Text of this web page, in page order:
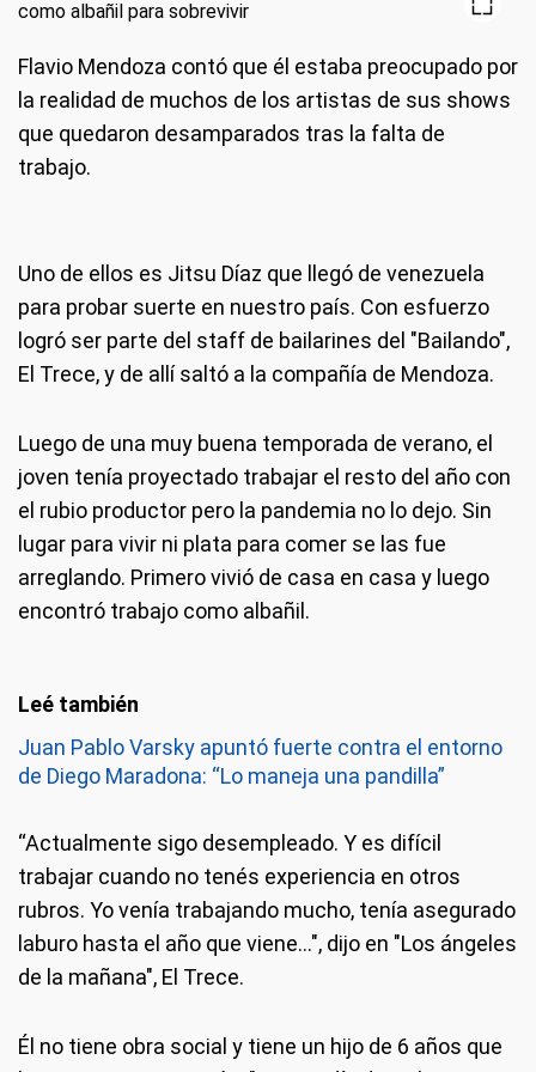
Flavio Mendoza contó que él estaba preocupado por
la realidad de muchos de los artistas de sus shows
que quedaron desamparados tras la falta de
trabajo.
Uno de ellos es Jitsu Díaz que llegó de venezuela
para probar suerte en nuestro país. Con esfuerzo
logró ser parte del staff de bailarines del "Bailando",
El Trece, y de allí saltó a la compañía de Mendoza.
Luego de una muy buena temporada de verano, el
joven tenía proyectado trabajar el resto del año con
el rubio productor pero la pandemia no lo dejo. Sin
lugar para vivir ni plata para comer se las fue
arreglando. Primero vivió de casa en casa y luego
encontró trabajo como albañil.
Juan Pablo Varsky apuntó fuerte contra el entorno
de Diego Maradona: “Lo maneja una pandilla”
“Actualmente sigo desempleado. Y es difícil
trabajar cuando no tenés experiencia en otros
rubros. Yo venía trabajando mucho, tenía asegurado
laburo hasta el año que viene…", dijo en "Los ángeles
de la mañana", El Trece.
Él no tiene obra social y tiene un hijo de 6 años que